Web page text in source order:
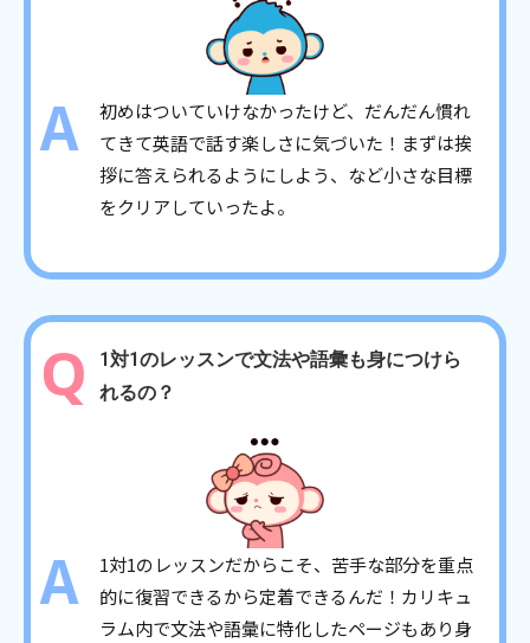
初めはついていけなかったけど、だんだん慣れ
てきて英語で話す楽しさに気づいた！まずは挨
拶に答えられるようにしよう、など小さな目標
をクリアしていったよ。
1対1のレッスンで文法や語彙も身につけら
れるの？
1対1のレッスンだからこそ、苦手な部分を重点
的に復習できるから定着できるんだ！カリキュ
ラム内で文法や語彙に特化したページもあり身